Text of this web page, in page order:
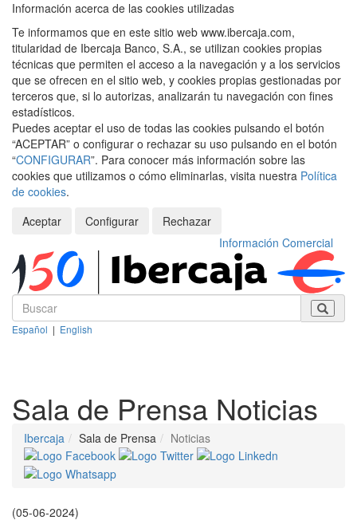
Información acerca de las cookies utilizadas
Te informamos que en este sitio web www.ibercaja.com,
titularidad de Ibercaja Banco, S.A., se utilizan cookies propias
técnicas que permiten el acceso a la navegación y a los servicios
que se ofrecen en el sitio web, y cookies propias gestionadas por
terceros que, si lo autorizas, analizarán tu navegación con fines
estadísticos.
Puedes aceptar el uso de todas las cookies pulsando el botón
“ACEPTAR” o configurar o rechazar su uso pulsando en el botón
“CONFIGURAR”. Para conocer más información sobre las
cookies que utilizamos o cómo eliminarlas, visita nuestra Política
de cookies.
Aceptar
Configurar
Rechazar
Información Comercial
Español | English
Sala de Prensa Noticias
Ibercaja Sala de Prensa Noticias
(05-06-2024)